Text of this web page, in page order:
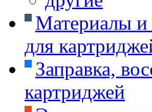
Материалы и
для
Заправка,
картриджей